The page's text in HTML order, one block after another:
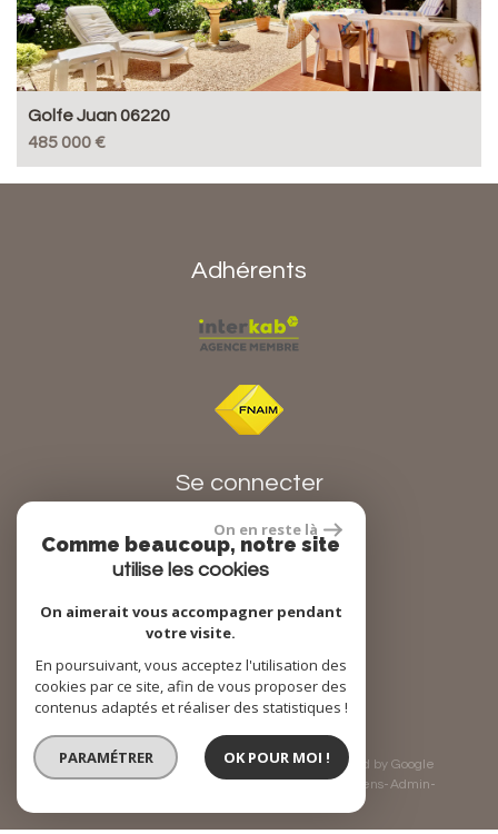
Golfe Juan 06220
485 000 €
Adhérents
Se connecter
Espace propriétaire
© 2026 | Tous droits réservés | Traduction powered by Google
Plan du site Mentions légales Nos honoraires Liens Admin
Politique RGPD
On en reste là
Comme beaucoup, notre site
utilise les cookies
On aimerait vous accompagner pendant
votre visite.
En poursuivant, vous acceptez l'utilisation des
cookies par ce site, afin de vous proposer des
contenus adaptés et réaliser des statistiques !
PARAMÉTRER OK POUR MOI !